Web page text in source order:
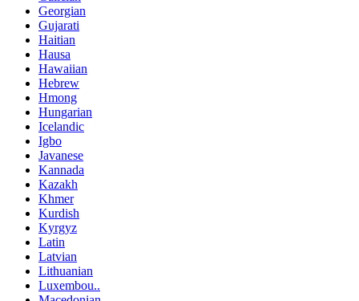
Georgian
Gujarati
Haitian
Hausa
Hawaiian
Hebrew
Hmong
Hungarian
Icelandic
Igbo
Javanese
Kannada
Kazakh
Khmer
Kurdish
Kyrgyz
Latin
Latvian
Lithuanian
Luxembou..